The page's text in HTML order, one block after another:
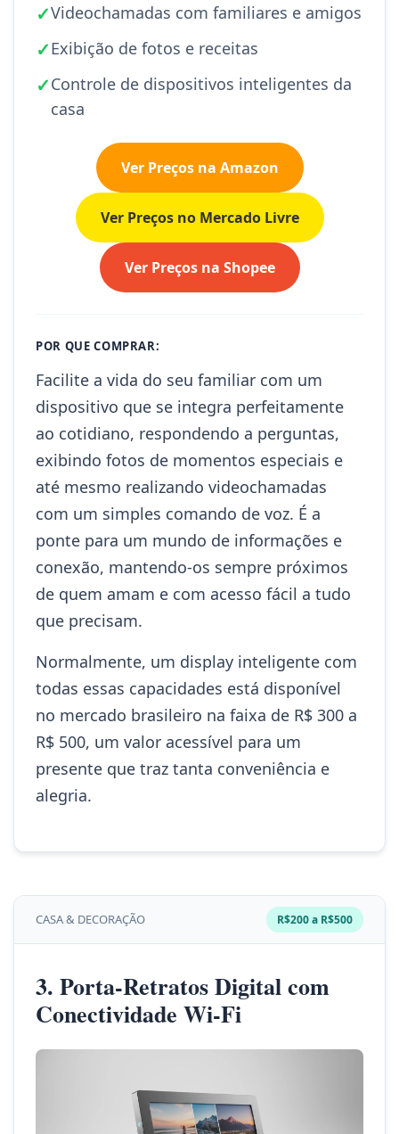
✓Videochamadas com familiares e amigos
✓Exibição de fotos e receitas
✓Controle de dispositivos inteligentes da
casa
Ver Preços na Amazon
Ver Preços no Mercado Livre
Ver Preços na Shopee
POR QUE COMPRAR:
Facilite a vida do seu familiar com um
dispositivo que se integra perfeitamente
ao cotidiano, respondendo a perguntas,
exibindo fotos de momentos especiais e
até mesmo realizando videochamadas
com um simples comando de voz. É a
ponte para um mundo de informações e
conexão, mantendo-os sempre próximos
de quem amam e com acesso fácil a tudo
que precisam.
Normalmente, um display inteligente com
todas essas capacidades está disponível
no mercado brasileiro na faixa de R$ 300 a
R$ 500, um valor acessível para um
presente que traz tanta conveniência e
alegria.
CASA & DECORAÇÃO R$200 a R$500
3. Porta-Retratos Digital com
Conectividade Wi-Fi